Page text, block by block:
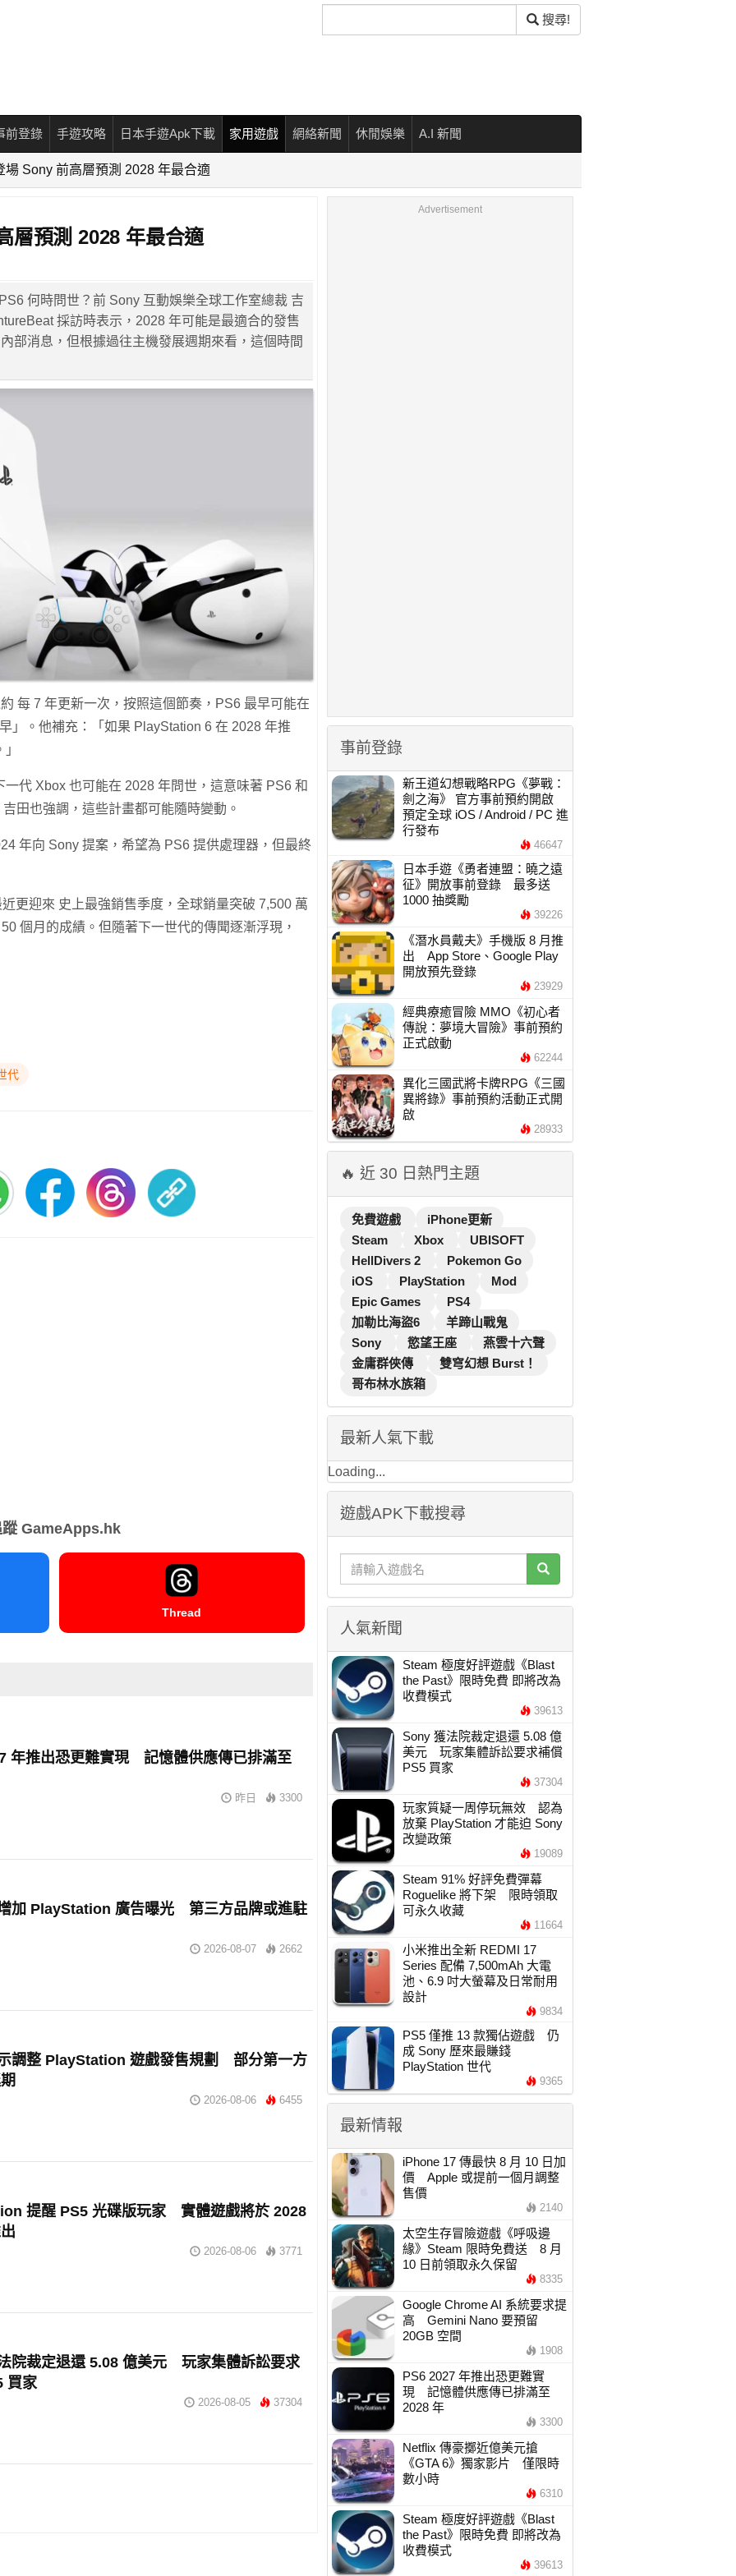
尋
搜尋!
前登錄 手遊攻略 日本手遊Apk下載 家用遊戲 網絡新聞 休閒娛樂 A.I 新聞
場 Sony 前高層預測 2028 年最合適
層預測 2028 年最合適
何時問世？前 Sony 互動娛樂全球工作室總裁 吉
採訪時表示，2028 年可能是最適合的發售
部消息，但根據過往主機發展週期來看，這個時間
每 7 年更新一次，按照這個節奏，PS6 最早可能在
」。他補充：「如果 PlayStation 6 在 2028 年推
代 Xbox 也可能在 2028 年問世，這意味著 PS6 和
田也強調，這些計畫都可能隨時變動。
年向 Sony 提案，希望為 PS6 提供處理器，但最終
更迎來 史上最強銷售季度，全球銷量突破 7,500 萬
個月的成績。但隨著下一世代的傳聞逐漸浮現，
代
蹤 GameApps.hk
Thread
年推出恐更難實現 記憶體供應傳已排滿至
昨日 3300
加 PlayStation 廣告曝光 第三方品牌或進駐
2026-08-07 2662
調整 PlayStation 遊戲發售規劃 部分第一方
2026-08-06 6455
提醒 PS5 光碟版玩家 實體遊戲將於 2028
2026-08-06 3771
院裁定退還 5.08 億美元 玩家集體訴訟要求
買家
2026-08-05 37304
Advertisement
事前登錄
新王道幻想戰略RPG《夢戰：
劍之海》 官方事前預約開啟
預定全球 iOS / Android / PC 進
行發布
46647
日本手遊《勇者連盟：曉之遠
征》開放事前登錄 最多送
1000 抽獎勵
39226
《潛水員戴夫》手機版 8 月推
出 App Store、Google Play
開放預先登錄
23929
經典療癒冒險 MMO《初心者
傳說：夢境大冒險》事前預約
正式啟動
62244
異化三國武將卡牌RPG《三國
異將錄》事前預約活動正式開
啟
28933
🔥 近 30 日熱門主題
免費遊戲
iPhone更新
Steam
Xbox
UBISOFT
HellDivers 2
Pokemon Go
iOS
PlayStation
Mod
Epic Games
PS4
加勒比海盜6
羊蹄山戰鬼
Sony
慾望王座
燕雲十六聲
金庸群俠傳
雙穹幻想 Burst！
哥布林水族箱
最新人氣下載
Loading...
遊戲APK下載搜尋
人氣新聞
Steam 極度好評遊戲《Blast
the Past》限時免費 即將改為
收費模式
39613
Sony 獲法院裁定退還 5.08 億
美元 玩家集體訴訟要求補償
PS5 買家
37304
玩家質疑一周停玩無效 認為
放棄 PlayStation 才能迫 Sony
改變政策
19089
Steam 91% 好評免費彈幕
Roguelike 將下架 限時領取
可永久收藏
11664
小米推出全新 REDMI 17
Series 配備 7,500mAh 大電
池、6.9 吋大螢幕及日常耐用
設計
9834
PS5 僅推 13 款獨佔遊戲 仍
成 Sony 歷來最賺錢
PlayStation 世代
9365
最新情報
iPhone 17 傳最快 8 月 10 日加
價 Apple 或提前一個月調整
售價
2140
太空生存冒險遊戲《呼吸邊
緣》Steam 限時免費送 8 月
10 日前領取永久保留
8335
Google Chrome AI 系統要求提
高 Gemini Nano 要預留
20GB 空間
1908
PS6 2027 年推出恐更難實
現 記憶體供應傳已排滿至
2028 年
3300
Netflix 傳豪擲近億美元搶
《GTA 6》獨家影片 僅限時
數小時
6310
Steam 極度好評遊戲《Blast
the Past》限時免費 即將改為
收費模式
39613